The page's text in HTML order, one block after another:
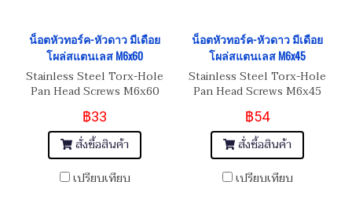
น็อตหัวทอร์ค-หัวดาว มีเดือย
โผล่สแตนเลส M6x60
Stainless Steel Torx-Hole
Pan Head Screws M6x60
฿33
สั่งซื้อสินค้า
เปรียบเทียบ
น็อตหัวทอร์ค-หัวดาว มีเดือย
โผล่สแตนเลส M6x45
Stainless Steel Torx-Hole
Pan Head Screws M6x45
฿54
สั่งซื้อสินค้า
เปรียบเทียบ